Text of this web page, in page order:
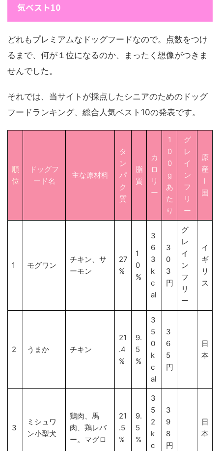
気ベスト10
どれもプレミアムなドッグフードなので。点数をつけ
るまで、何が１位になるのか、まったく想像がつきま
せんでした。
それでは、当サイトが採点したシニアのためのドッグ
フードランキング、総合人気ベスト10の発表です。
順
位
ドッグフ
ード名
主な原材料
タ
ン
パ
ク
質
脂
質
カ
ロ
リ
ー
1
0
0
g
あ
た
り
グ
レ
イ
ン
フ
リ
ー
原
産
l
国
1 モグワン
チキン、サ
ーモン
27
%
1
0
%
3
6
3
k
c
al
3
0
3
円
グ
レ
イ
ン
フ
リ
ー
イ
ギ
リ
ス
2 うまか チキン
21
.4
%
9.
5
%
3
5
0
k
c
al
3
6
5
円
日
本
3
ミシュワ
ン小型犬
鶏肉、馬
肉、鶏レバ
ー。マグロ
21
.5
%
9.
5
%
3
5
2
k
c
3
9
8
円
日
本